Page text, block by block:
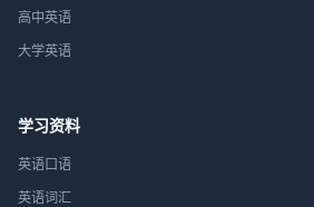
高中英语
大学英语
学习资料
英语口语
英语词汇